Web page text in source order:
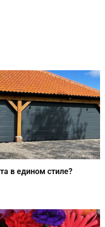
в едином стиле?